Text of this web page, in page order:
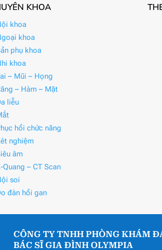
KHOA
khoa
khoa
phụ khoa
khoa
– Mũi – Họng
– Hàm – Mặt
liễu
hồi chức năng
nghiệm
âm
Quang – CT Scan
soi
đàn hồi gan
CÔNG TY TNHH PHÒNG KHÁM
BÁC SĨ GIA ĐÌNH OLYMPIA